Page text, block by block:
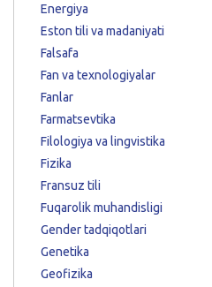
Energiya
Eston tili va madaniyati
Falsafa
Fan va texnologiyalar
Fanlar
Farmatsevtika
Filologiya va lingvistika
Fizika
Fransuz tili
Fuqarolik muhandisligi
Gender tadqiqotlari
Genetika
Geofizika